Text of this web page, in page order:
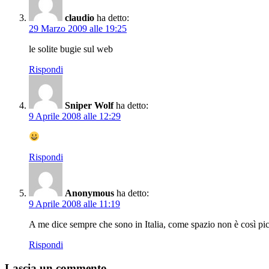
claudio ha detto:
29 Marzo 2009 alle 19:25
le solite bugie sul web
Rispondi
Sniper Wolf ha detto:
9 Aprile 2008 alle 12:29
Rispondi
Anonymous ha detto:
9 Aprile 2008 alle 11:19
A me dice sempre che sono in Italia, come spazio non è così
Rispondi